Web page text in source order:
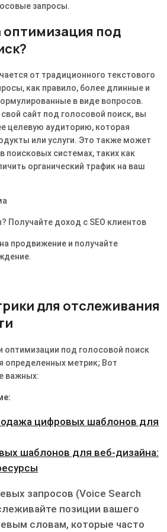
запросы.
под
от традиционного текстового
как правило, более длинные и
в виде вопросов.
сайт под голосовой поиск, вы
целевую аудиторию, которая
или услуги. Это также может
поисковых системах, таких как
органический трафик на ваш
Получайте доход с SEO клиентов
продвижение и получайте
для отслеживания
оптимизации под голосовой поиск
определенных метрик; Вот
важных:
цифровых шаблонов для
шаблонов для веб-дизайна:
запросов (Voice Search
позиции вашего
словам, которые часто